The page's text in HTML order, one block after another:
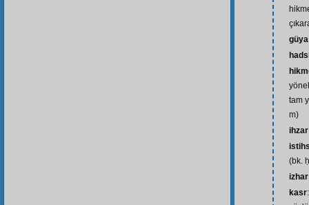
güya
tam
m)
ihzar
(bk.
izhar
kasr